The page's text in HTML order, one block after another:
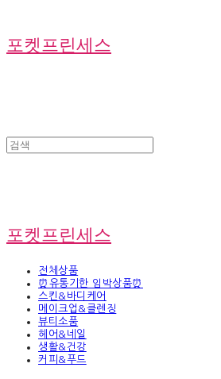
포켓프린세스
포켓프린세스
전체상품
⏰유통기한 임박상품⏰
스킨&바디케어
메이크업&클렌징
뷰티소품
헤어&네일
생활&건강
커피&푸드